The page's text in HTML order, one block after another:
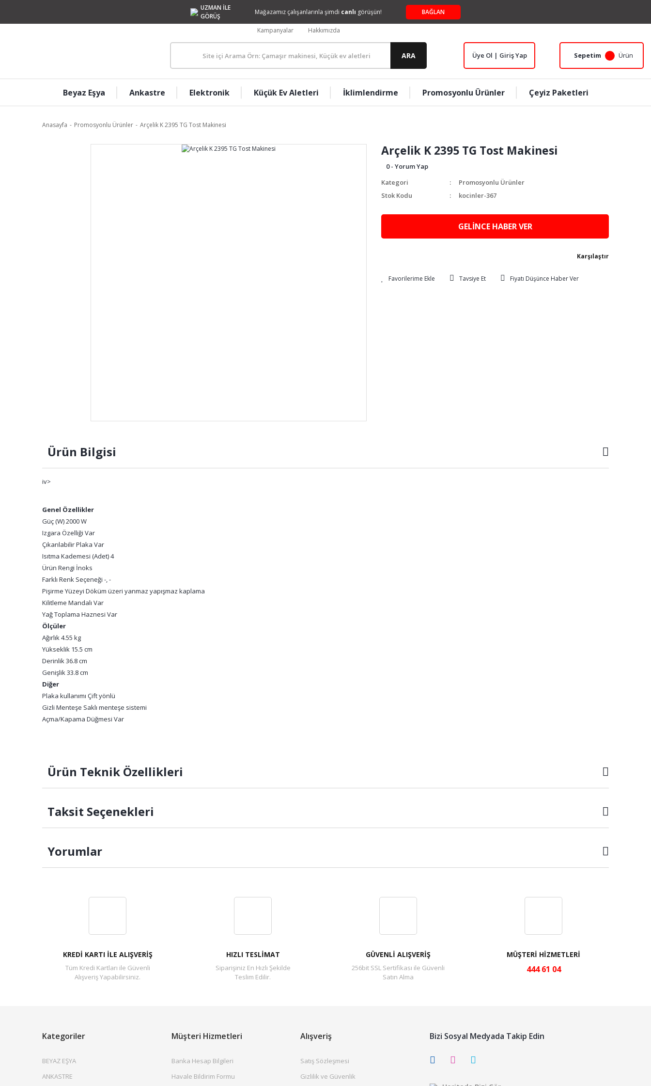
UZMAN İLE
GÖRÜŞ
Mağazamız çalışanlarınla şimdi canlı görüşün! BAĞLAN
Kampanyalar Hakkımızda
ARA Üye Ol | Giriş Yap Sepetim Ürün
Beyaz Eşya Ankastre Elektronik Küçük Ev Aletleri İklimlendirme Promosyonlu Ürünler Çeyiz Paketleri
Anasayfa Promosyonlu Ürünler Arçelik K 2395 TG Tost Makinesi
Arçelik K 2395 TG Tost Makinesi
0 - Yorum Yap
Kategori
Promosyonlu Ürünler
Stok Kodu
kocinler-367
GELİNCE HABER VER
Karşılaştır
Tavsiye Et Fiyatı Düşünce Haber Ver
Ürün Bilgisi
iv>
Genel Özellikler
Güç (W) 2000 W
Izgara Özelliği Var
Çıkarılabilir Plaka Var
Isıtma Kademesi (Adet) 4
Ürün Rengi İnoks
Farklı Renk Seçeneği -, -
Pişirme Yüzeyi Döküm üzeri yanmaz yapışmaz kaplama
Kilitleme Mandalı Var
Yağ Toplama Haznesi Var
Ölçüler
Ağırlık 4.55 kg
Yükseklik 15.5 cm
Derinlik 36.8 cm
Genişlik 33.8 cm
Diğer
Plaka kullanımı Çift yönlü
Gizli Menteşe Saklı menteşe sistemi
Açma/Kapama Düğmesi Var
Ürün Teknik Özellikleri
Taksit Seçenekleri
Yorumlar
KREDİ KARTI İLE ALIŞVERİŞ
Tüm Kredi Kartları ile Güvenli
Alışveriş Yapabilirsiniz.
HIZLI TESLİMAT
Siparişiniz En Hızlı Şekilde
Teslim Edilir.
GÜVENLİ ALIŞVERİŞ
256bit SSL Sertifikası ile Güvenli
Satın Alma
MÜŞTERİ HİZMETLERİ
444 61 04
Kategoriler
BEYAZ EŞYA
ANKASTRE
Müşteri Hizmetleri
Banka Hesap Bilgileri
Havale Bildirim Formu
Alışveriş
Satış Sözleşmesi
Gizlilik ve Güvenlik
Bizi Sosyal Medyada Takip Edin